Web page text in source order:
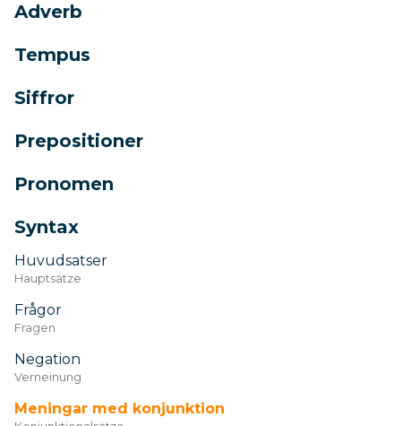
Adverb
Tempus
Siffror
Prepositioner
Pronomen
Syntax
Huvudsatser
Hauptsätze
Frågor
Fragen
Negation
Verneinung
Meningar med konjunktion